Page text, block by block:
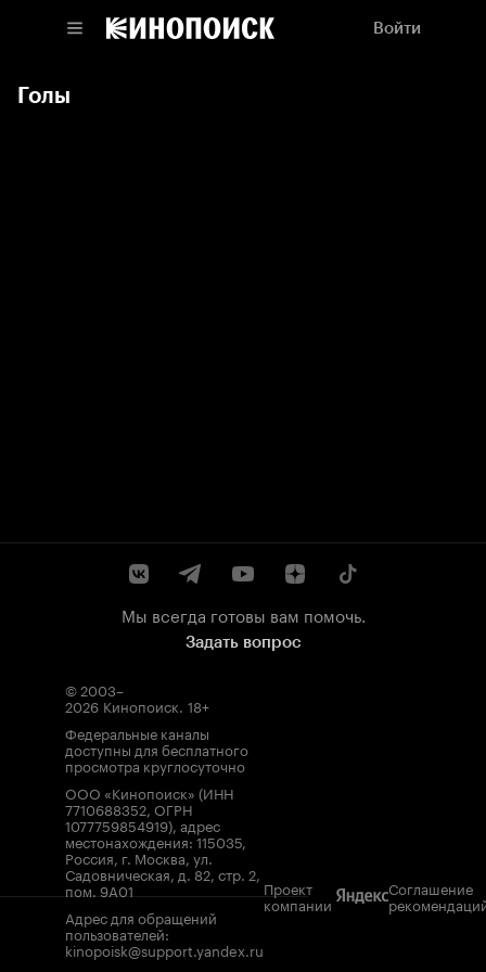
Войти
Голы
Мы всегда готовы вам помочь.
Задать вопрос
© 2003–
2026 Кинопоиск. 18+
Федеральные каналы
доступны для бесплатного
просмотра круглосуточно
ООО «Кинопоиск» (ИНН
7710688352, ОГРН
1077759854919), адрес
местонахождения: 115035,
Россия, г. Москва, ул.
Садовническая, д. 82, стр. 2,
пом. 9А01
Адрес для обращений
пользователей:
kinopoisk@support.yandex.ru
Проект
компании
Соглашение